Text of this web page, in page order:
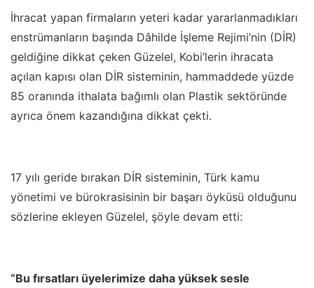
İhracat yapan firmaların yeteri kadar yararlanmadıkları
enstrümanların başında Dâhilde İşleme Rejimi’nin (DİR)
geldiğine dikkat çeken Güzelel, Kobi’lerin ihracata
açılan kapısı olan DİR sisteminin, hammaddede yüzde
85 oranında ithalata bağımlı olan Plastik sektöründe
ayrıca önem kazandığına dikkat çekti.
17 yılı geride bırakan DİR sisteminin, Türk kamu
yönetimi ve bürokrasisinin bir başarı öyküsü olduğunu
sözlerine ekleyen Güzelel, şöyle devam etti:
“Bu fırsatları üyelerimize daha yüksek sesle